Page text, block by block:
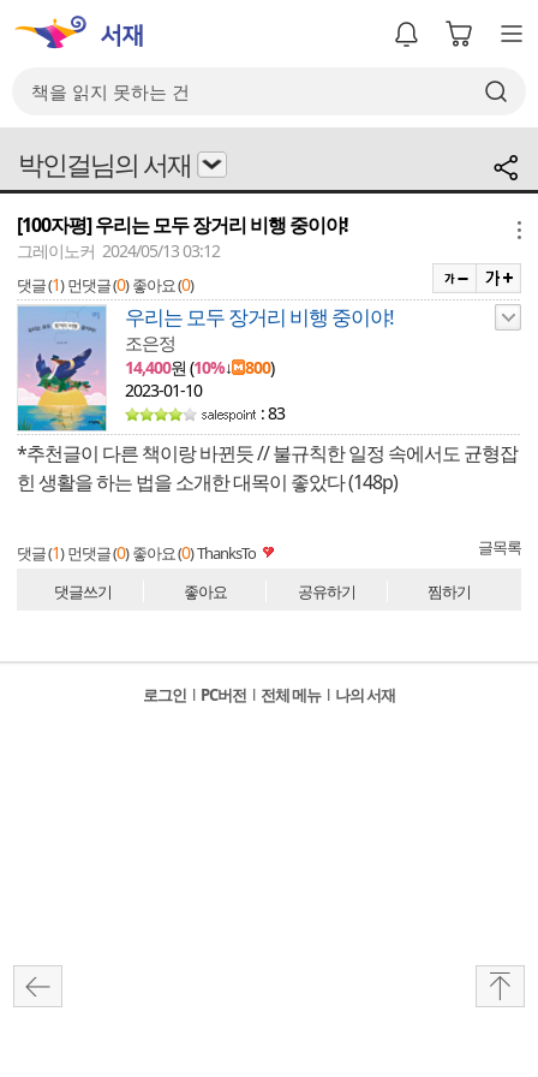
박인걸님의 서재
[100자평] 우리는 모두 장거리 비행 중이야!
그레이노커 2024/05/13 03:12
댓글 (1) 먼댓글 (0) 좋아요 (0)
우리는 모두 장거리 비행 중이야!
조은정
14,400원 (10%↓ 800)
2023-01-10
: 83
*추천글이 다른 책이랑 바뀐듯 // 불규칙한 일정 속에서도 균형잡
힌 생활을 하는 법을 소개한 대목이 좋았다 (148p)
댓글 (1) 먼댓글 (0) 좋아요 (0)ThanksTo 글목록
댓글쓰기 좋아요 공유하기 찜하기
로그인 l PC버전 l 전체 메뉴 l 나의 서재